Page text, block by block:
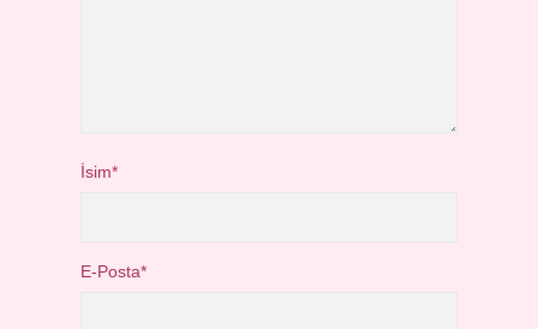
İsim*
E-Posta*